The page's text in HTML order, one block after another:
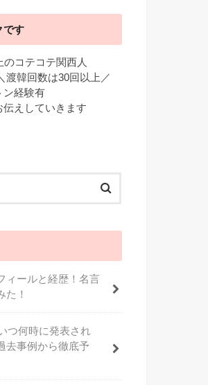
です
コテコテ関西人
韓回数は30回以上／
経験有
えしていきます
ィールと経歴！名言
た！
つ何時に発表され
去事例から徹底予